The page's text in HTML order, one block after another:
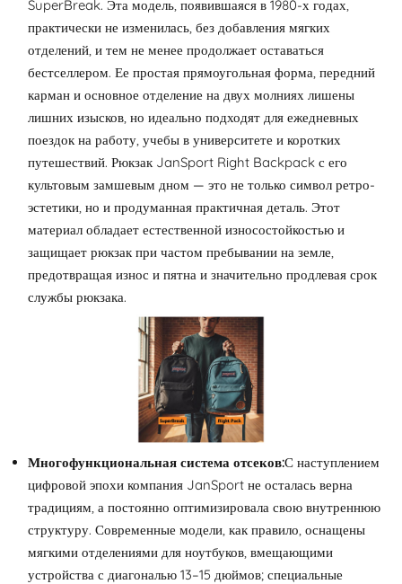
SuperBreak. Эта модель, появившаяся в 1980-х годах,
практически не изменилась, без добавления мягких
отделений, и тем не менее продолжает оставаться
бестселлером. Ее простая прямоугольная форма, передний
карман и основное отделение на двух молниях лишены
лишних изысков, но идеально подходят для ежедневных
поездок на работу, учебы в университете и коротких
путешествий. Рюкзак JanSport Right Backpack с его
культовым замшевым дном — это не только символ ретро-
эстетики, но и продуманная практичная деталь. Этот
материал обладает естественной износостойкостью и
защищает рюкзак при частом пребывании на земле,
предотвращая износ и пятна и значительно продлевая срок
службы рюкзака.
Многофункциональная система отсеков:С наступлением
цифровой эпохи компания JanSport не осталась верна
традициям, а постоянно оптимизировала свою внутреннюю
структуру. Современные модели, как правило, оснащены
мягкими отделениями для ноутбуков, вмещающими
устройства с диагональю 13–15 дюймов; специальные